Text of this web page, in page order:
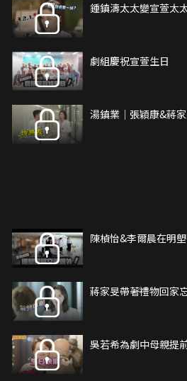
鍾鎮濤太太變宣萱太
劇組慶祝宣萱生日
湯鎮業｜張穎康&蔣
陳楨怡&李爾晨在明
蔣家旻帶著禮物回家
吳若希為劇中母親提